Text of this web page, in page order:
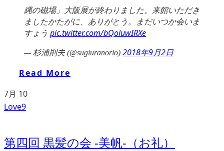
縄の磁場」大阪展が終わりました。来館いただき
ましたかたがに、ありがとう。まだいつか会いま
すょう pic.twitter.com/bQoluwIRXe
— 杉浦則夫 (@sugiuranorio) 2018年9月2日
Read More
7月 10
Love9
第四回 黒髪の会 -美帆-（お礼）